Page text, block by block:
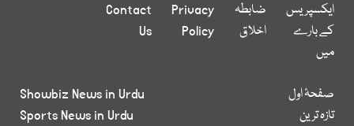
ایکسپریس
کے بارے
میں
ضابطہ
اخلاق
Privacy
Policy
Contact
Us
صفحۂ اول
تازہ ترین
Showbiz News in Urdu
Sports News in Urdu